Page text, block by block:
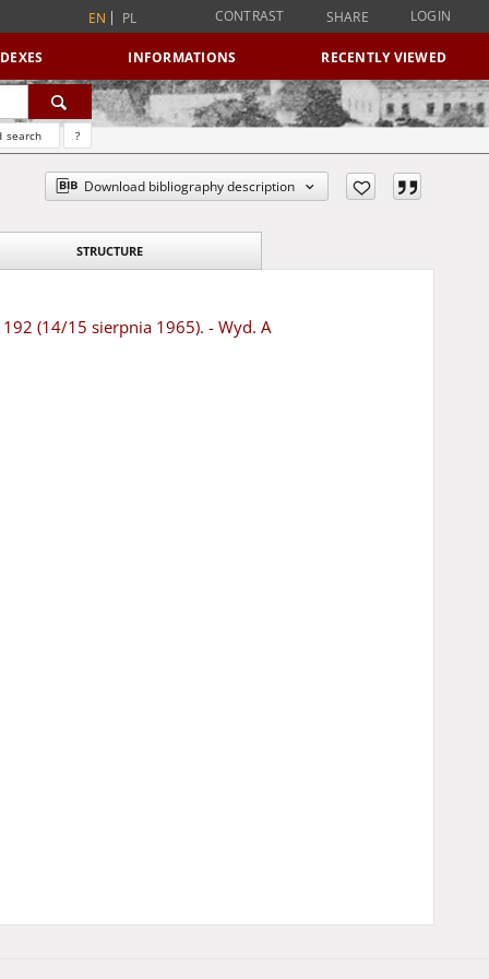
EN PL CONTRAST SHARE LOGIN
INFORMATIONS RECENTLY VIEWED
search ?
Download bibliography description
STRUCTURE
(14/15 sierpnia 1965). - Wyd. A